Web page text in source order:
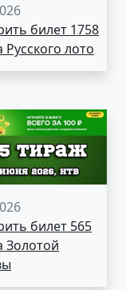
билет 1758
лото
билет 565
Золотой